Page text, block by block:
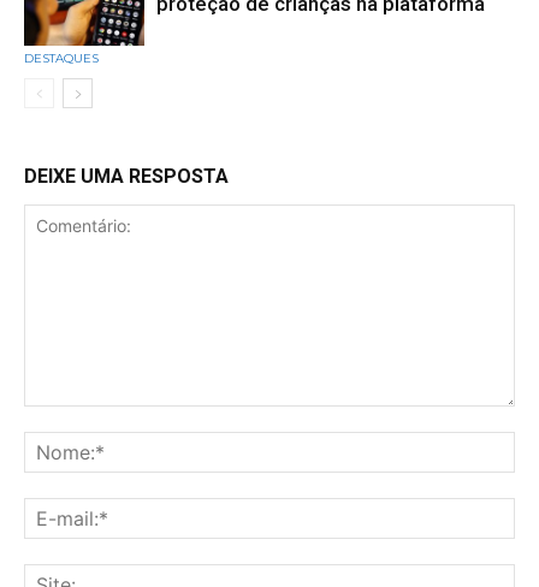
DESTAQUES
DEIXE UMA RESPOSTA